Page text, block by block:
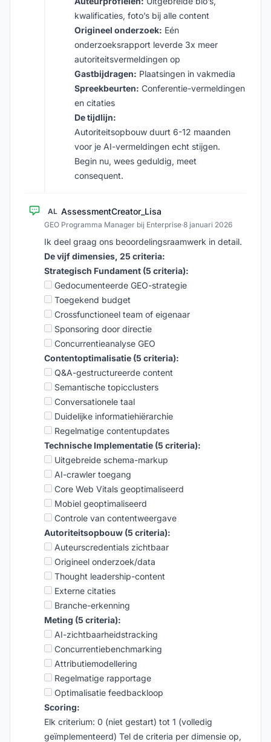
kwalificaties, foto’s bij alle content
Origineel onderzoek: Eén
onderzoeksrapport leverde 3x meer
autoriteitsvermeldingen op
Gastbijdragen: Plaatsingen in vakmedia
Spreekbeurten: Conferentie-vermeldingen
en citaties
De tijdlijn:
Autoriteitsopbouw duurt 6-12 maanden
voor je AI-vermeldingen echt stijgen.
Begin nu, wees geduldig, meet
consequent.
AL AssessmentCreator_Lisa
GEO Programma Manager bij Enterprise·8 januari 2026
Ik deel graag ons beoordelingsraamwerk in detail.
De vijf dimensies, 25 criteria:
Strategisch Fundament (5 criteria):
Gedocumenteerde GEO-strategie
Toegekend budget
Crossfunctioneel team of eigenaar
Sponsoring door directie
Concurrentieanalyse GEO
Contentoptimalisatie (5 criteria):
Q&A-gestructureerde content
Semantische topicclusters
Conversationele taal
Duidelijke informatiehiërarchie
Regelmatige contentupdates
Technische Implementatie (5 criteria):
Uitgebreide schema-markup
AI-crawler toegang
Core Web Vitals geoptimaliseerd
Mobiel geoptimaliseerd
Controle van contentweergave
Autoriteitsopbouw (5 criteria):
Auteurscredentials zichtbaar
Origineel onderzoek/data
Thought leadership-content
Externe citaties
Branche-erkenning
Meting (5 criteria):
AI-zichtbaarheidstracking
Concurrentiebenchmarking
Attributiemodellering
Regelmatige rapportage
Optimalisatie feedbackloop
Scoring:
Elk criterium: 0 (niet gestart) tot 1 (volledig
geïmplementeerd) Tel de criteria per dimensie op,